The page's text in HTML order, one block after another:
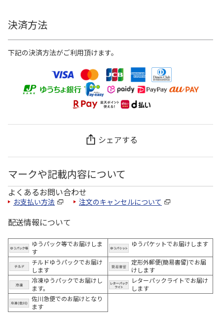
決済方法
下記の決済方法がご利用頂けます。
シェアする
マークや記載内容について
よくあるお問い合わせ
お支払い方法 注文のキャンセルについて
配送情報について
ゆうパック等でお届けしま
す
ゆうパケットでお届けします
チルドゆうパックでお届け
します
定形外郵便(簡易書留)でお届
けします
冷凍ゆうパックでお届けし
ます。
レターパックライトでお届け
します
佐川急便でのお届けとなり
ます